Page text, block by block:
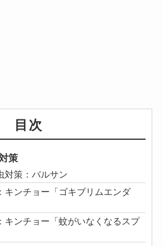
目次
策
対策：バルサン
キンチョー「ゴキブリムエンダ
キンチョー「蚊がいなくなるスプ